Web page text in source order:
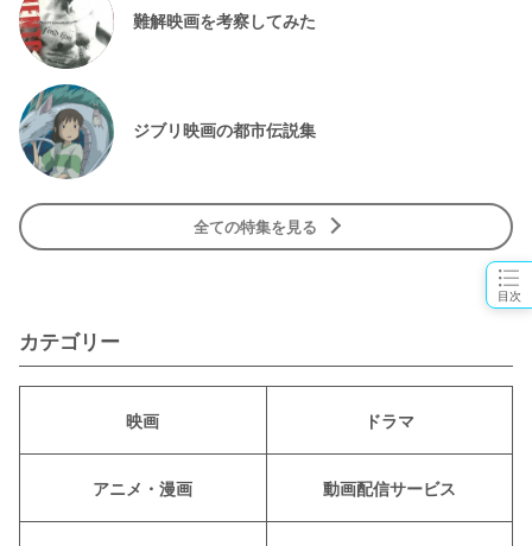
目次
難解映画を考察してみた
ジブリ映画の都市伝説集
全ての特集を見る
カテゴリー
映画 ドラマ
アニメ・漫画 動画配信サービス